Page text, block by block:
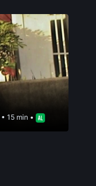
• 15 min •